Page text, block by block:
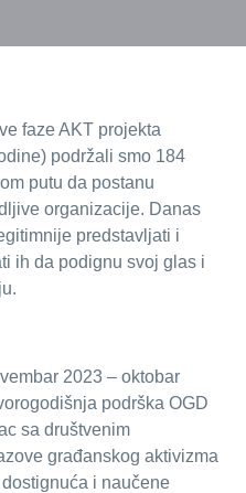
faze AKT projekta
podržali smo 184
putu da postanu
organizacije. Danas
predstavljati i
ih da podignu svoj glas i
2023 – oktobar
podrška OGD
sa društvenim
građanskog aktivizma
i naučene